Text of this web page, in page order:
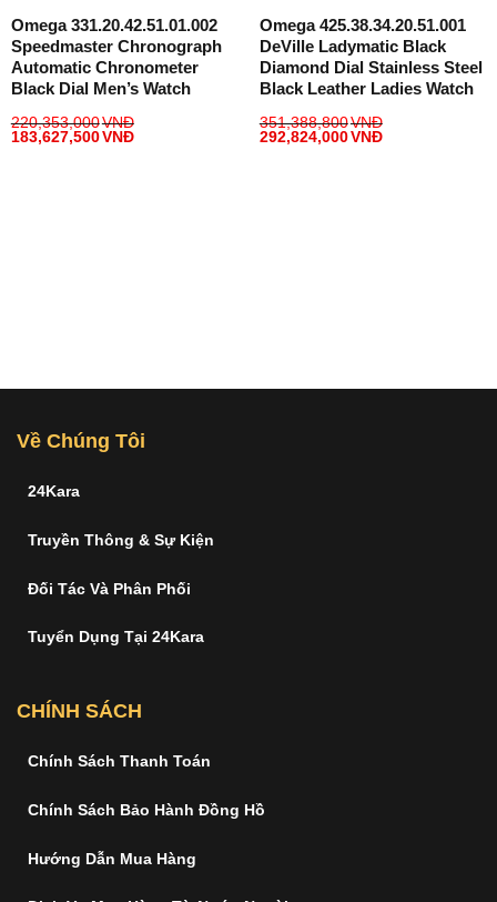
Omega 331.20.42.51.01.002
Speedmaster Chronograph
Automatic Chronometer
Black Dial Men’s Watch
220,353,000VNĐ
183,627,500VNĐ
Omega 425.38.34.20.51.001
DeVille Ladymatic Black
Diamond Dial Stainless Steel
Black Leather Ladies Watch
351,388,800VNĐ
292,824,000VNĐ
Về Chúng Tôi
24Kara
Truyền Thông & Sự Kiện
Đối Tác Và Phân Phối
Tuyển Dụng Tại 24Kara
CHÍNH SÁCH
Chính Sách Thanh Toán
Chính Sách Bảo Hành Đồng Hồ
Hướng Dẫn Mua Hàng